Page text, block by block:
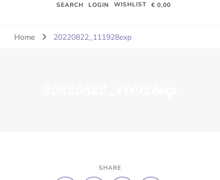
SEARCH LOGIN WISHLIST € 0,00
Es befinden sich keine Produkte im Warenkorb.
Home 20220822_111928exp
SHARE